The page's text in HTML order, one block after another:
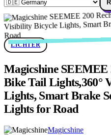
LICHTER
Magicshine SEEMEE
Bike Tail Lights,360°
Lights, Smart Brake
Lights for Road
Magicshine